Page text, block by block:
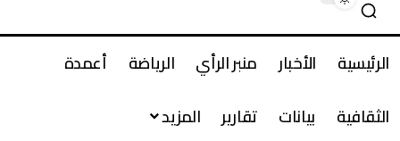
الرئيسية الأخبار منبر الرأي الرياضة
أعمدة
الثقافية
بيانات تقارير المزيد